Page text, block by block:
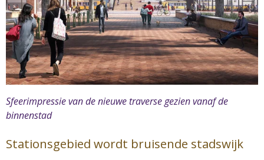
Sfeerimpressie van de nieuwe traverse gezien vanaf de
binnenstad
Stationsgebied wordt bruisende stadswijk